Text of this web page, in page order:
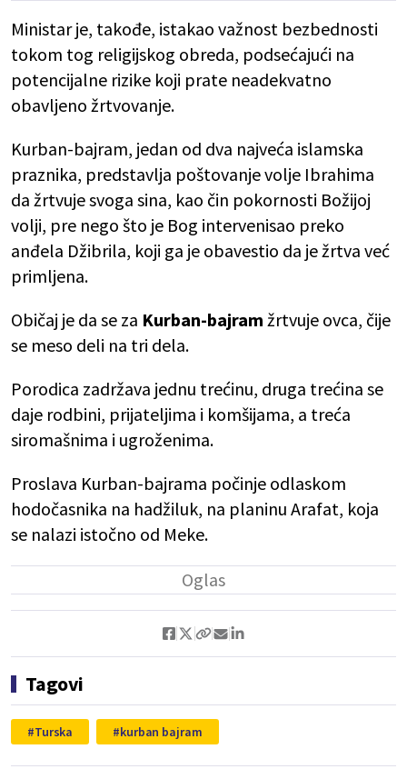
Ministar je, takođe, istakao važnost bezbednosti
tokom tog religijskog obreda, podsećajući na
potencijalne rizike koji prate neadekvatno
obavljeno žrtvovanje.
Kurban-bajram, jedan od dva najveća islamska
praznika, predstavlja poštovanje volje Ibrahima
da žrtvuje svoga sina, kao čin pokornosti Božijoj
volji, pre nego što je Bog intervenisao preko
anđela Džibrila, koji ga je obavestio da je žrtva već
primljena.
Običaj je da se za Kurban-bajram žrtvuje ovca, čije
se meso deli na tri dela.
Porodica zadržava jednu trećinu, druga trećina se
daje rodbini, prijateljima i komšijama, a treća
siromašnima i ugroženima.
Proslava Kurban-bajrama počinje odlaskom
hodočasnika na hadžiluk, na planinu Arafat, koja
se nalazi istočno od Meke.
Tagovi
Turska kurban bajram